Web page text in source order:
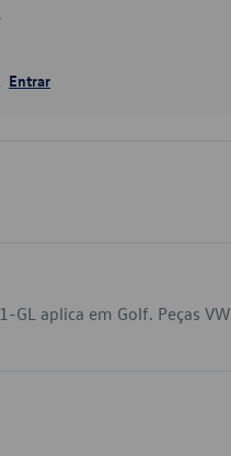
Entrar
aplica em Golf. Peças VW